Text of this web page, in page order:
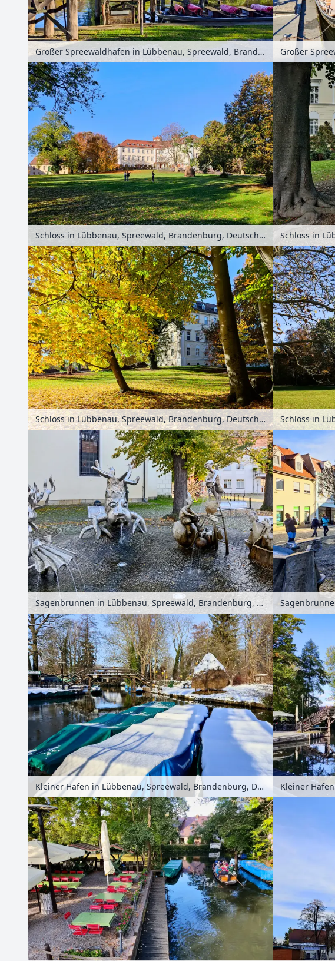
Großer Spreewaldhafen in Lübbenau, Spreewald, Brandenburg, Deutschland
Schloss in Lübbenau, Spreewald, Brandenburg, Deutschland
Schloss in Lübbenau, Spreewald, Brandenburg, Deutschland
Sagenbrunnen in Lübbenau, Spreewald, Brandenburg, Deutschland
Kleiner Hafen in Lübbenau, Spreewald, Brandenburg, Deutschland